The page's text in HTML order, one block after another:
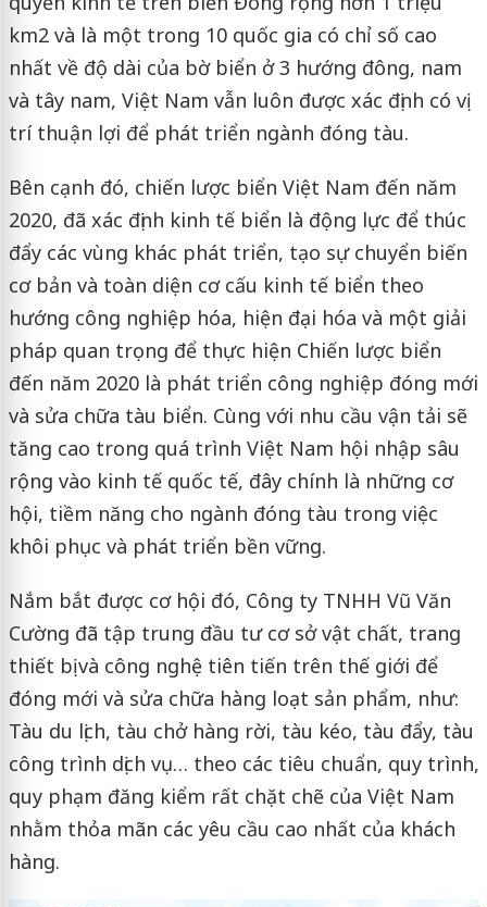
km2 và là một trong 10 quốc gia có chỉ số cao
nhất về độ dài của bờ biển ở 3 hướng đông, nam
và tây nam, Việt Nam vẫn luôn được xác định có vị
trí thuận lợi để phát triển ngành đóng tàu.
Bên cạnh đó, chiến lược biển Việt Nam đến năm
2020, đã xác định kinh tế biển là động lực để thúc
đẩy các vùng khác phát triển, tạo sự chuyển biến
cơ bản và toàn diện cơ cấu kinh tế biển theo
hướng công nghiệp hóa, hiện đại hóa và một giải
pháp quan trọng để thực hiện Chiến lược biển
đến năm 2020 là phát triển công nghiệp đóng mới
và sửa chữa tàu biển. Cùng với nhu cầu vận tải sẽ
tăng cao trong quá trình Việt Nam hội nhập sâu
rộng vào kinh tế quốc tế, đây chính là những cơ
hội, tiềm năng cho ngành đóng tàu trong việc
khôi phục và phát triển bền vững.
Nắm bắt được cơ hội đó, Công ty TNHH Vũ Văn
Cường đã tập trung đầu tư cơ sở vật chất, trang
thiết bị và công nghệ tiên tiến trên thế giới để
đóng mới và sửa chữa hàng loạt sản phẩm, như:
Tàu du lịch, tàu chở hàng rời, tàu kéo, tàu đẩy, tàu
công trình dịch vụ… theo các tiêu chuẩn, quy trình,
quy phạm đăng kiểm rất chặt chẽ của Việt Nam
nhằm thỏa mãn các yêu cầu cao nhất của khách
hàng.